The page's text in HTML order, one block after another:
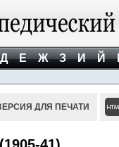
Е Ж З И Й
ДЛЯ ПЕЧАТИ